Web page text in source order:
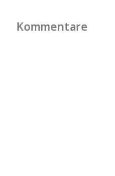
Kommentare